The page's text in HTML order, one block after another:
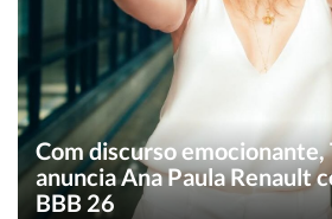
Com discurso emocionante,
anuncia Ana Paula Renault
BBB 26